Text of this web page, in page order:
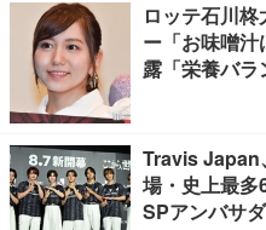
ロッテ石川
ー「お味噌
露「栄養バ
Travis Japan
場・史上最
SPアンバサ